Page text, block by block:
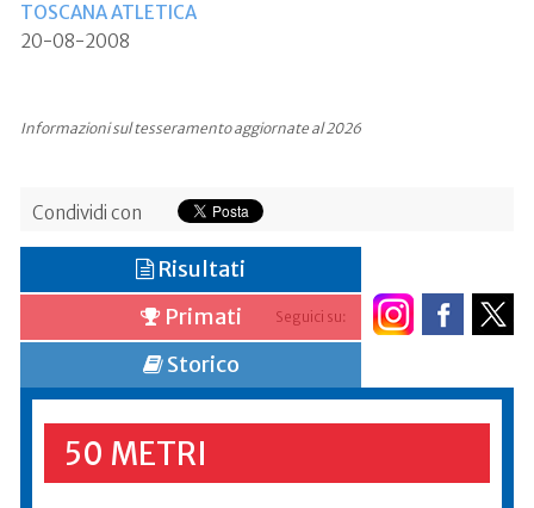
TOSCANA ATLETICA
20-08-2008
Informazioni sul tesseramento aggiornate al 2026
Condividi con
Seguici su:
Risultati
Primati
Storico
50 METRI